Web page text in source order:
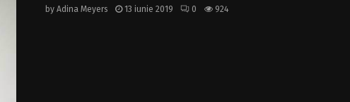
by Adina Meyers 13 iunie 2019 0 924